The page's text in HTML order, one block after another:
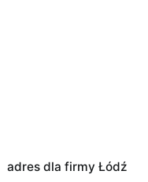
adres dla firmy Łódź